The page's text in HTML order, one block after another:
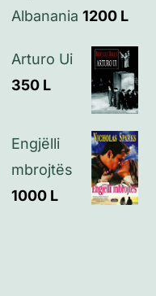
Albanania 1200 L
Arturo Ui
350 L
Engjëlli
mbrojtës
1000 L